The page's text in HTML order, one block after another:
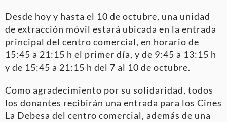
Desde hoy y hasta el 10 de octubre, una unidad
de extracción móvil estará ubicada en la entrada
principal del centro comercial, en horario de
15:45 a 21:15 h el primer día, y de 9:45 a 13:15 h
y de 15:45 a 21:15 h del 7 al 10 de octubre.
Como agradecimiento por su solidaridad, todos
los donantes recibirán una entrada para los Cines
La Debesa del centro comercial, además de una